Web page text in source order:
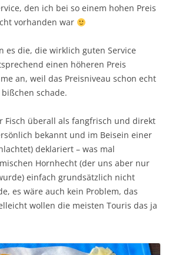
den ich bei so einem hohen Preis
vorhanden war
es die, die wirklich guten Service
einen höheren Preis
an, weil das Preisniveau schon echt
schade.
Fisch überall als fangfrisch und direkt
bekannt und im Beisein einer
deklariert – was mal
Hornhecht (der uns aber nur
einfach grundsätzlich nicht
es wäre auch kein Problem, das
wollen die meisten Touris das ja